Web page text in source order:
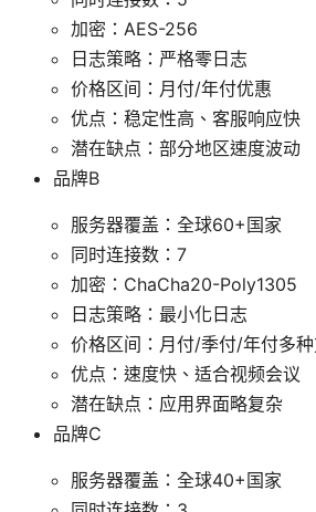
加密：AES-256
日志策略：严格零日志
价格区间：月付/年付优惠
优点：稳定性高、客服响应快
潜在缺点：部分地区速度波动
品牌B
服务器覆盖：全球60+国家
同时连接数：7
加密：ChaCha20-Poly1305
日志策略：最小化日志
价格区间：月付/季付/年付多
优点：速度快、适合视频会议
潜在缺点：应用界面略复杂
品牌C
服务器覆盖：全球40+国家